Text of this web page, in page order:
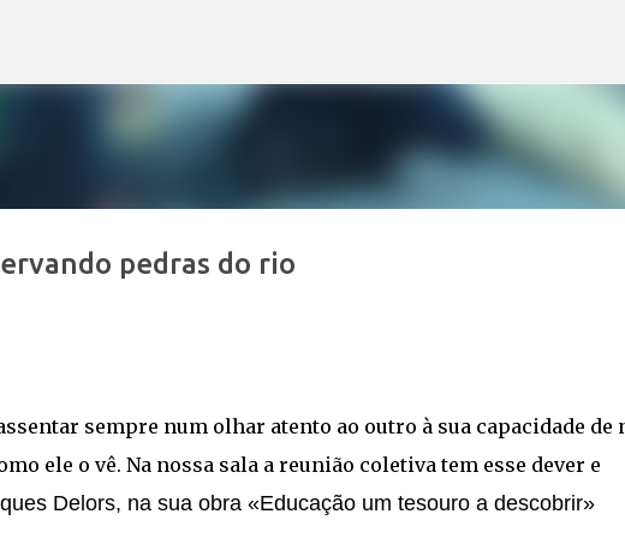
pedras do rio
sempre num olhar atento ao outro à sua capacidade de
ele o vê. Na nossa sala a reunião coletiva tem esse dever e
Delors, na sua obra «Educação um tesouro a descobrir»